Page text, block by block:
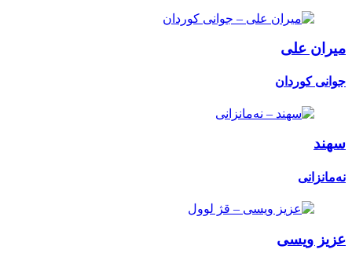
میران علی
جوانی کوردان
سهند
نەمانزانی
عزیز ویسی